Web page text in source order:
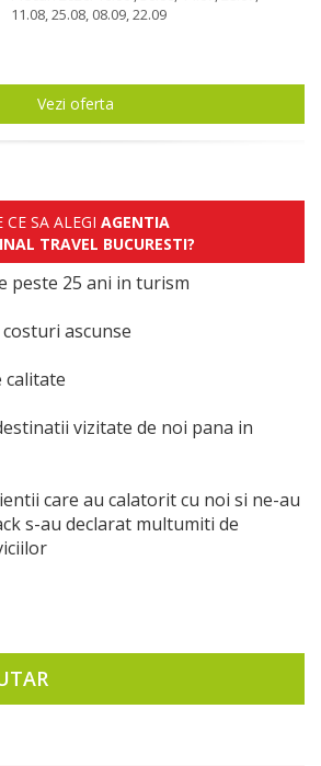
11.08, 25.08, 08.09, 22.09
Vezi oferta
CE SA ALEGI AGENTIA
TRAVEL BUCURESTI?
peste 25 ani in turism
ascunse
calitate
vizitate de noi pana in
care au calatorit cu noi si ne-au
s-au declarat multumiti de